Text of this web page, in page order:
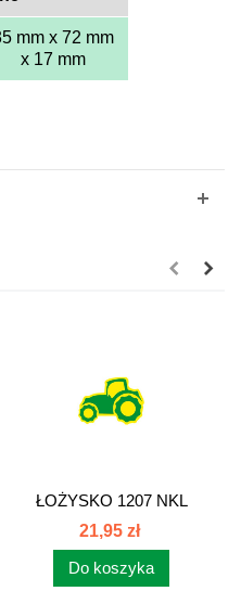
mm x 72 mm
x 17 mm
ŁOŻYSKO 1207 NKL
21,95 zł
Do koszyka